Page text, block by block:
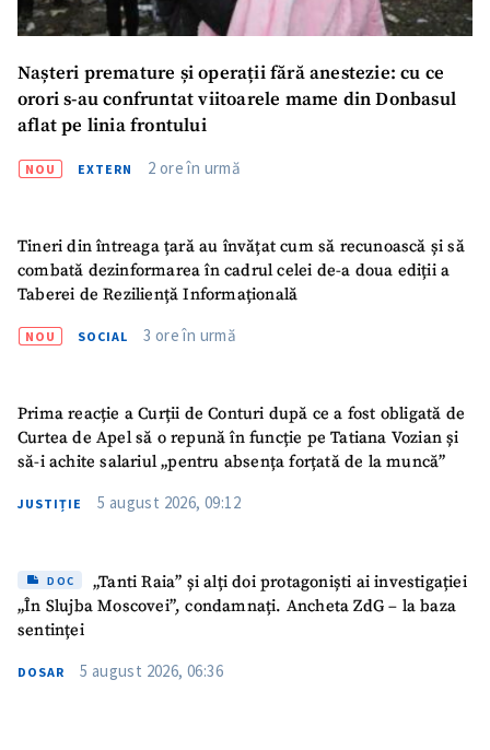
Nașteri premature și operații fără anestezie: cu ce
orori s-au confruntat viitoarele mame din Donbasul
aflat pe linia frontului
NOU EXTERN 2 ore în urmă
Tineri din întreaga țară au învățat cum să recunoască și să
combată dezinformarea în cadrul celei de-a doua ediții a
Taberei de Reziliență Informațională
NOU SOCIAL 3 ore în urmă
Prima reacție a Curții de Conturi după ce a fost obligată de
Curtea de Apel să o repună în funcție pe Tatiana Vozian și
să-i achite salariul „pentru absența forțată de la muncă”
JUSTIȚIE 5 august 2026, 09:12
DOC
„Tanti Raia” și alți doi protagoniști ai investigației
„În Slujba Moscovei”, condamnați. Ancheta ZdG – la baza
sentinței
DOSAR 5 august 2026, 06:36